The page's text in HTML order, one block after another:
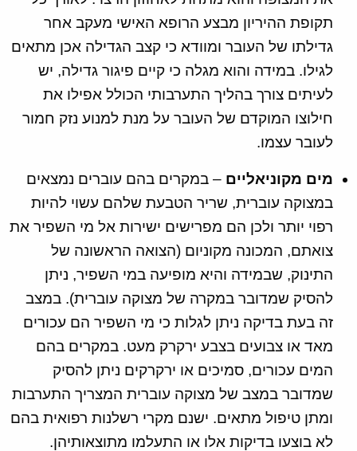
תקופת ההיריון מבצע הרופא האישי מעקב אחר
גדילתו של העובר ומוודא כי קצב הגדילה אכן מתאים
לגילו. במידה והוא מגלה כי קיים פיגור גדילה, יש
לעיתים צורך בהליך התערבותי הכולל אפילו את
חילוצו המוקדם של העובר על מנת למנוע נזק חמור
לעובר עצמו.
מים מקוניאליים – במקרים בהם עוברים נמצאים
במצוקה עוברית, שריר הטבעת שלהם עשוי להיות
רפוי יותר ולכן הם מפרישים ישירות אל מי השפיר את
צואתם, המכונה מקוניום (הצואה הראשונה של
התינוק, שבמידה והיא מופיעה במי השפיר, ניתן
להסיק שמדובר במקרה של מצוקה עוברית). במצב
זה בעת בדיקה ניתן לגלות כי מי השפיר הם עכורים
מאד או צבועים בצבע ירקרק מעט. במקרים בהם
המים עכורים, סמיכים או ירקרקים ניתן להסיק
שמדובר במצב של מצוקה עוברית המצריך התערבות
ומתן טיפול מתאים. ישנם מקרי רשלנות רפואית בהם
לא בוצעו בדיקות אלו או התעלמו מתוצאותיהן.